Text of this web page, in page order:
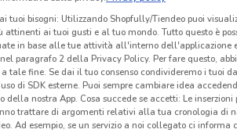
tuoi bisogni: Utilizzando Shopfully/Tiendeo puoi
ai tuoi gusti e al tuo mondo. Tutto questo è
in base alle tue attività all'interno dell'applicazione
paragrafo 2 della Privacy Policy. Per fare questo,
tale fine. Se dai il tuo consenso condivideremo i tuoi
di SDK esterne. Puoi sempre cambiare idea
della nostra App. Cosa succede se accetti: Le
trattare di argomenti relativi alla tua cronologia di
Ad esempio, se un servizio a noi collegato ci informa